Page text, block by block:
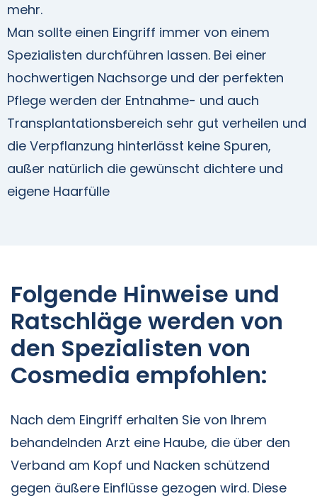
mehr.
Man sollte einen Eingriff immer von einem
Spezialisten durchführen lassen. Bei einer
hochwertigen Nachsorge und der perfekten
Pflege werden der Entnahme- und auch
Transplantationsbereich sehr gut verheilen und
die Verpflanzung hinterlässt keine Spuren,
außer natürlich die gewünscht dichtere und
eigene Haarfülle
Folgende Hinweise und
Ratschläge werden von
den Spezialisten von
Cosmedia empfohlen:
Nach dem Eingriff erhalten Sie von Ihrem
behandelnden Arzt eine Haube, die über den
Verband am Kopf und Nacken schützend
gegen äußere Einflüsse gezogen wird. Diese